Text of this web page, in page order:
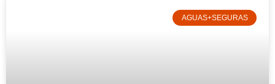
AGUAS+SEGURAS